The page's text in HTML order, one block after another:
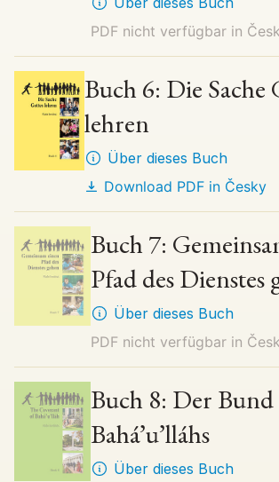
PDF nicht verfügbar in
Buch 6: Die Sache
lehren
Über dieses Buch
Download PDF in Česky
Buch 7:
Pfad des Dienstes
Über dieses Buch
PDF nicht verfügbar in
Buch 8: Der Bund
Bahá’u’lláhs
Über dieses Buch